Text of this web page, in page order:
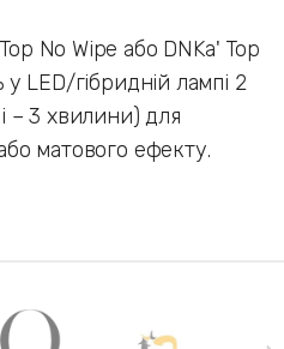
No Wipe або DNKa' Top
LED/гібридній лампі 2
– 3 хвилини) для
матового ефекту.